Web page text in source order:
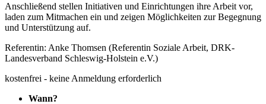
Anschließend stellen Initiativen und Einrichtungen ihre Arbeit vor,
laden zum Mitmachen ein und zeigen Möglichkeiten zur Begegnung
und Unterstützung auf.
Referentin: Anke Thomsen (Referentin Soziale Arbeit, DRK-
Landesverband Schleswig-Holstein e.V.)
kostenfrei - keine Anmeldung erforderlich
Wann?